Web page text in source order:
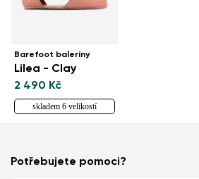
Barefoot baleríny
Lilea - Clay
2 490 Kč
skladem 6 velikostí
Potřebujete pomoci?